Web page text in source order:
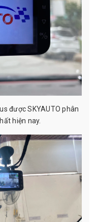
được SKYAUTO phân
hiện nay.